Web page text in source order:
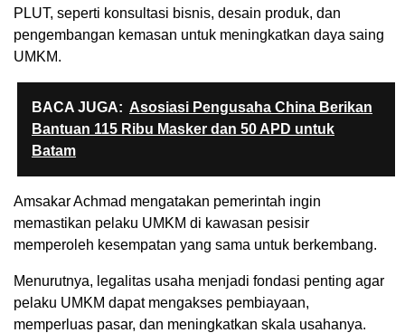
PLUT, seperti konsultasi bisnis, desain produk, dan
pengembangan kemasan untuk meningkatkan daya saing
UMKM.
BACA JUGA: Asosiasi Pengusaha China Berikan
Bantuan 115 Ribu Masker dan 50 APD untuk
Batam
Amsakar Achmad mengatakan pemerintah ingin
memastikan pelaku UMKM di kawasan pesisir
memperoleh kesempatan yang sama untuk berkembang.
Menurutnya, legalitas usaha menjadi fondasi penting agar
pelaku UMKM dapat mengakses pembiayaan,
memperluas pasar, dan meningkatkan skala usahanya.